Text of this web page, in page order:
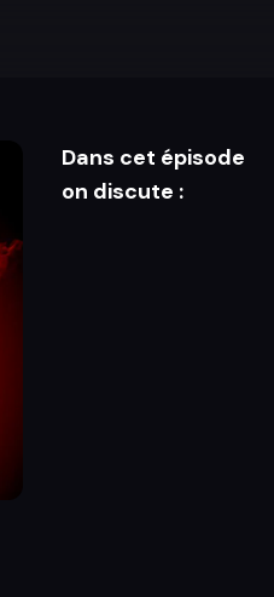
Dans cet épisode
on discute :